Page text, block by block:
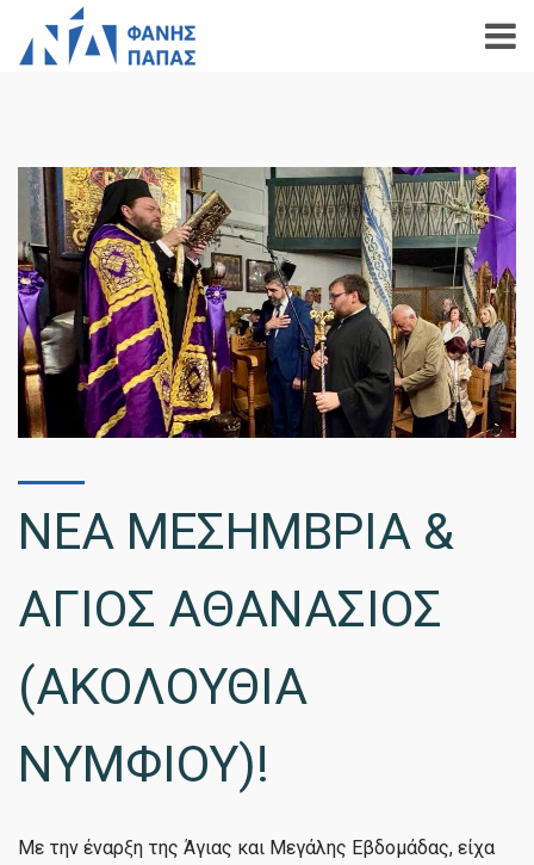
ΝΕΑ ΜΕΣΗΜΒΡΙΑ &
ΑΓΙΟΣ ΑΘΑΝΑΣΙΟΣ
(ΑΚΟΛΟΥΘΙΑ
ΝΥΜΦΙΟΥ)!
Με την έναρξη της Άγιας και Μεγάλης Εβδομάδας, είχα